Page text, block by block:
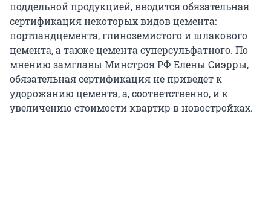
поддельной продукцией, вводится обязательная
сертификация некоторых видов цемента:
портландцемента, глиноземистого и шлакового
цемента, а также цемента суперсульфатного. По
мнению замглавы Минстроя РФ Елены Сиэрры,
обязательная сертификация не приведет к
удорожанию цемента, а, соответственно, и к
увеличению стоимости квартир в новостройках.